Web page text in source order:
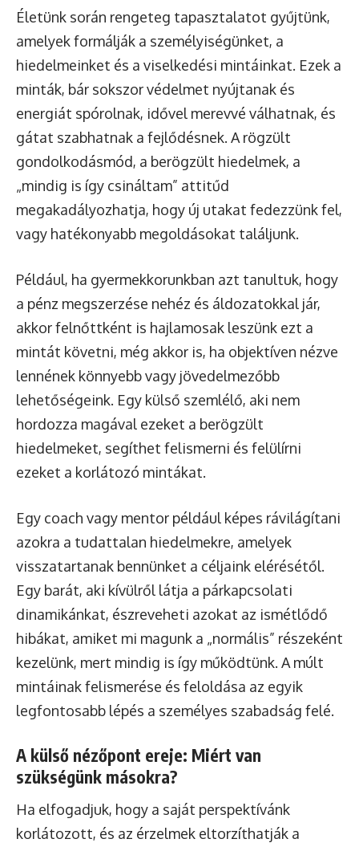
Életünk során rengeteg tapasztalatot gyűjtünk,
amelyek formálják a személyiségünket, a
hiedelmeinket és a viselkedési mintáinkat. Ezek a
minták, bár sokszor védelmet nyújtanak és
energiát spórolnak, idővel merevvé válhatnak, és
gátat szabhatnak a fejlődésnek. A rögzült
gondolkodásmód, a berögzült hiedelmek, a
„mindig is így csináltam” attitűd
megakadályozhatja, hogy új utakat fedezzünk fel,
vagy hatékonyabb megoldásokat találjunk.
Például, ha gyermekkorunkban azt tanultuk, hogy
a pénz megszerzése nehéz és áldozatokkal jár,
akkor felnőttként is hajlamosak leszünk ezt a
mintát követni, még akkor is, ha objektíven nézve
lennének könnyebb vagy jövedelmezőbb
lehetőségeink. Egy külső szemlélő, aki nem
hordozza magával ezeket a berögzült
hiedelmeket, segíthet felismerni és felülírni
ezeket a korlátozó mintákat.
Egy coach vagy mentor például képes rávilágítani
azokra a tudattalan hiedelmekre, amelyek
visszatartanak bennünket a céljaink elérésétől.
Egy barát, aki kívülről látja a párkapcsolati
dinamikánkat, észreveheti azokat az ismétlődő
hibákat, amiket mi magunk a „normális” részeként
kezelünk, mert mindig is így működtünk. A múlt
mintáinak felismerése és feloldása az egyik
legfontosabb lépés a személyes szabadság felé.
A külső nézőpont ereje: Miért van
szükségünk másokra?
Ha elfogadjuk, hogy a saját perspektívánk
korlátozott, és az érzelmek eltorzíthatják a